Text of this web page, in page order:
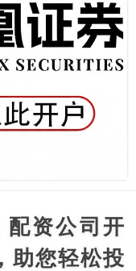
资公司开
助您轻松投